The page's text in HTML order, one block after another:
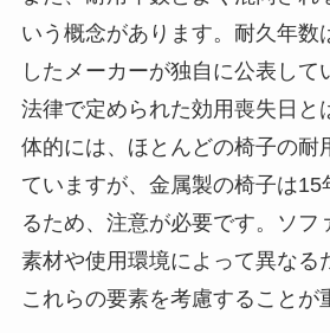
いう概念があります。耐久年数
したメーカーが独自に公表して
法律で定められた効用喪失日と
体的には、ほとんどの椅子の耐
ていますが、金属製の椅子は15
るため、注意が必要です。ソフ
素材や使用環境によって異なる
これらの要素を考慮することが